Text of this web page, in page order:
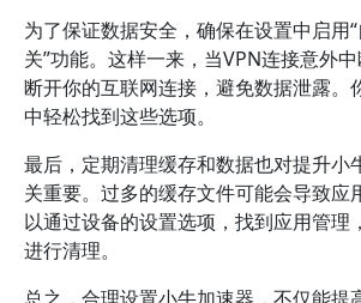
为了保证数据安全，确保在设置中启用
关”功能。这样一来，当VPN连接意外
断开你的互联网连接，避免数据泄露。
中轻松找到这些选项。
最后，定期清理缓存和数据也对提升小
关重要。过多的缓存文件可能会导致应
以通过设备的设置选项，找到应用管理
进行清理。